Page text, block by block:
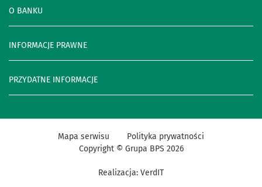
O BANKU
INFORMACJE PRAWNE
PRZYDATNE INFORMACJE
Realizacja: VerdIT
Mapa serwisu
Polityka prywatności
Copyright © Grupa BPS 2026